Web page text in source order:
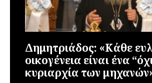
Δημητριάδος: «Κάθε
οικογένεια είναι ένα
κυριαρχία των